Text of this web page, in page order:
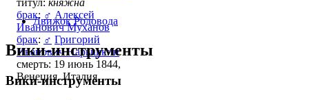
титул:княжна
брак: ♂ Алексей
Иванович Муханов
брак: ♂ Григорий
Иванович Нарышкин
смерть: 19 июнь 1844,
Венеция, Италия
Движок Родовода
Вики-инструменты
Вики-инструменты